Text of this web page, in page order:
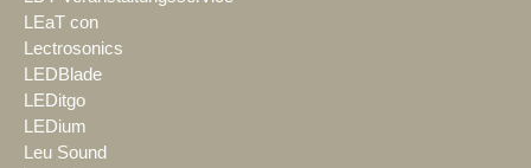
LEaT con
Lectrosonics
LEDBlade
LEDitgo
LEDium
Leu Sound